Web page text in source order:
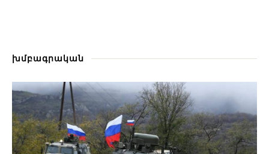
խմբագրական